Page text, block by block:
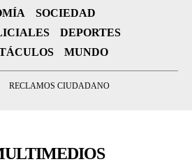
SOCIEDAD
DEPORTES
MUNDO
RECLAMOS CIUDADANO